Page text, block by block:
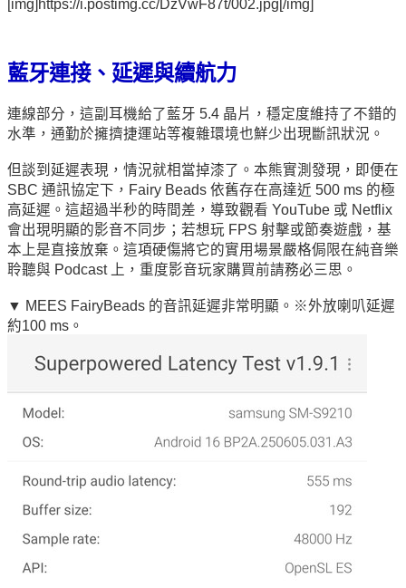
[img]https://i.postimg.cc/DzVwF87t/002.jpg[/img]
藍牙連接、延遲與續航力
連線部分，這副耳機給了藍牙 5.4 晶片，穩定度維持了不錯的
水準，通勤於擁擠捷運站等複雜環境也鮮少出現斷訊狀況。
但談到延遲表現，情況就相當掉漆了。本熊實測發現，即便在
SBC 通訊協定下，Fairy Beads 依舊存在高達近 500 ms 的極
高延遲。這超過半秒的時間差，導致觀看 YouTube 或 Netflix
會出現明顯的影音不同步；若想玩 FPS 射擊或節奏遊戲，基
本上是直接放棄。這項硬傷將它的實用場景嚴格侷限在純音樂
聆聽與 Podcast 上，重度影音玩家購買前請務必三思。
▼ MEES FairyBeads 的音訊延遲非常明顯。※外放喇叭延遲
約100 ms。